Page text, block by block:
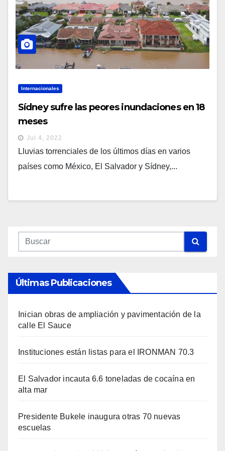
Internacionales
Sídney sufre las peores inundaciones en 18
meses
Jul 4, 2022
Lluvias torrenciales de los últimos días en varios
países como México, El Salvador y Sídney,...
Últimas Publicaciones
Inician obras de ampliación y pavimentación de la
calle El Sauce
Instituciones están listas para el IRONMAN 70.3
El Salvador incauta 6.6 toneladas de cocaína en
alta mar
Presidente Bukele inaugura otras 70 nuevas
escuelas